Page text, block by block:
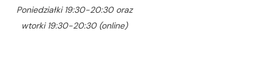
Poniedziałki 19:30-20:30 oraz
wtorki 19:30-20:30 (online)